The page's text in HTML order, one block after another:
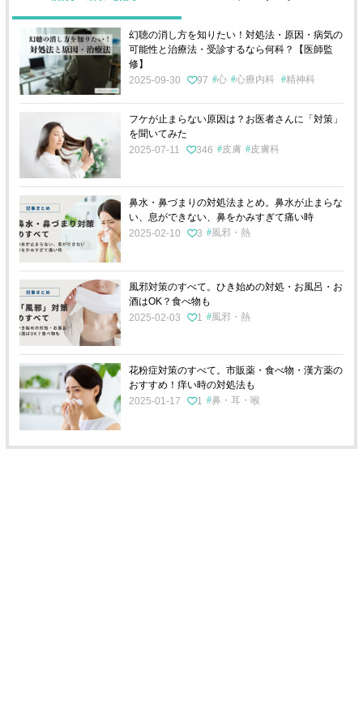
幻聴の消し方を知りたい！対処法・原因・病気の
可能性と治療法・受診するなら何科？【医師監
修】
2025-09-30
97 心 心療内科 精神科
フケが止まらない原因は？お医者さんに「対策」
を聞いてみた
2025-07-11
346 皮膚 皮膚科
鼻水・鼻づまりの対処法まとめ。鼻水が止まらな
い、息ができない、鼻をかみすぎて痛い時
2025-02-10
3 風邪・熱
風邪対策のすべて。ひき始めの対処・お風呂・お
酒はOK？食べ物も
2025-02-03
1 風邪・熱
花粉症対策のすべて。市販薬・食べ物・漢方薬の
おすすめ！痒い時の対処法も
2025-01-17
1 鼻・耳・喉